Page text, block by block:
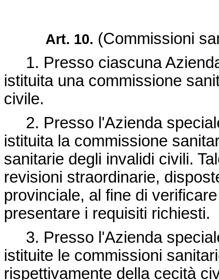
Art. 10. (Commissioni
1. Presso ciascuna
istituita una commissione
civile.
2. Presso l'Azienda
istituita la commissione
sanitarie degli invalidi civili.
revisioni straordinarie,
provinciale, al fine di
presentare i requisiti richiesti.
3. Presso l'Azienda
istituite le commissioni
rispettivamente della cecità